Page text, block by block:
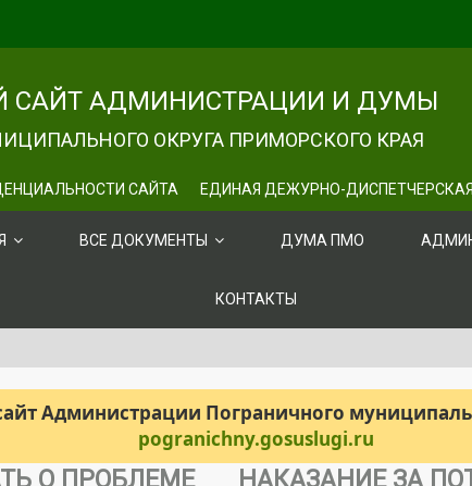
САЙТ АДМИНИСТРАЦИИ И ДУМЫ
ОКРУГА ПРИМОРСКОГО КРАЯ
САЙТА ЕДИНАЯ ДЕЖУРНО-
ВСЕ ДОКУМЕНТЫ ДУМА ПМО
КОНТАКТЫ
Администрации Пограничного
pogranichny.gosuslugi.ru
О ПРОБЛЕМЕ НАКАЗАНИЕ ЗА